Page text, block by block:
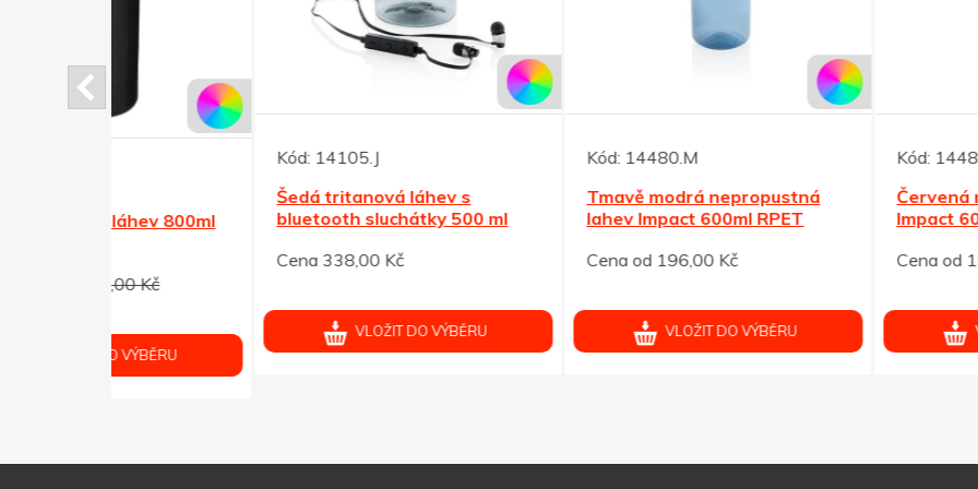
Šedá tritanová láhev s
bluetooth sluchátky 500 ml
VLOŽIT DO VÝBĚRU
Tmavě modrá nepropustná
lahev Impact 600ml RPET
Cena od 196,00 Kč
VLOŽIT DO VÝBĚRU
Červená nepropustná
Impact 600ml RPET
Cena od 196,00 Kč
VLOŽIT DO VÝBĚRU